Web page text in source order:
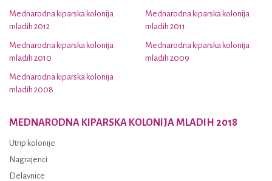
Mednarodna kiparska kolonija
mladih 2012
Mednarodna kiparska kolonija
mladih 2011
Mednarodna kiparska kolonija
mladih 2010
Mednarodna kiparska kolonija
mladih 2009
Mednarodna kiparska kolonija
mladih 2008
MEDNARODNA KIPARSKA KOLONIJA MLADIH 2018
Utrip kolonije
Nagrajenci
Delavnice